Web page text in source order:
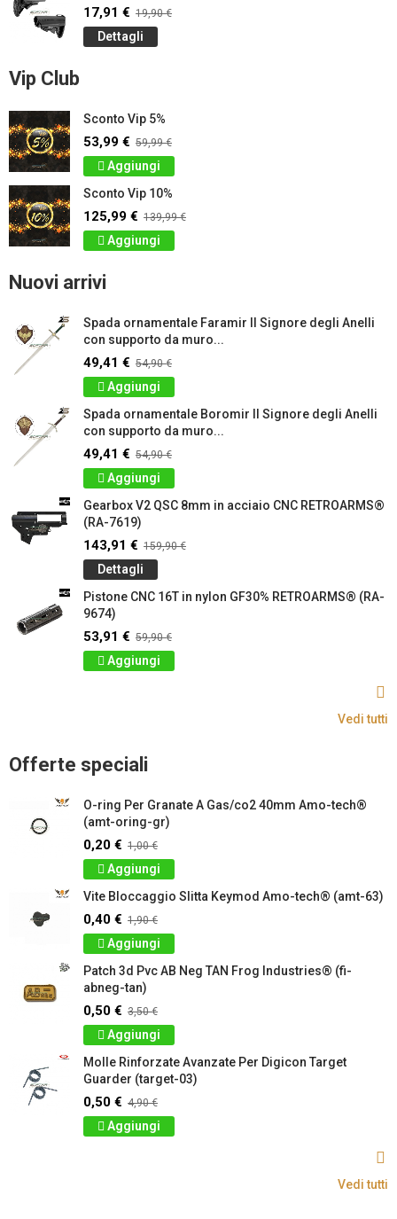
17,91 € 19,90 €
Dettagli
Vip Club
Sconto Vip 5%
53,99 € 59,99 €
Aggiungi
Sconto Vip 10%
125,99 € 139,99 €
Aggiungi
Nuovi arrivi
Spada ornamentale Faramir Il Signore degli Anelli
con supporto da muro...
49,41 € 54,90 €
Aggiungi
Spada ornamentale Boromir Il Signore degli Anelli
con supporto da muro...
49,41 € 54,90 €
Aggiungi
Gearbox V2 QSC 8mm in acciaio CNC RETROARMS®
(RA-7619)
143,91 € 159,90 €
Dettagli
Pistone CNC 16T in nylon GF30% RETROARMS® (RA-
9674)
53,91 € 59,90 €
Aggiungi
Vedi tutti
Offerte speciali
O-ring Per Granate A Gas/co2 40mm Amo-tech®
(amt-oring-gr)
0,20 € 1,00 €
Aggiungi
Vite Bloccaggio Slitta Keymod Amo-tech® (amt-63)
0,40 € 1,90 €
Aggiungi
Patch 3d Pvc AB Neg TAN Frog Industries® (fi-
abneg-tan)
0,50 € 3,50 €
Aggiungi
Molle Rinforzate Avanzate Per Digicon Target
Guarder (target-03)
0,50 € 4,90 €
Aggiungi
Vedi tutti